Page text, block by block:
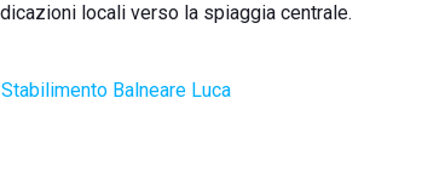
locali verso la spiaggia centrale.
Stabilimento Balneare Luca